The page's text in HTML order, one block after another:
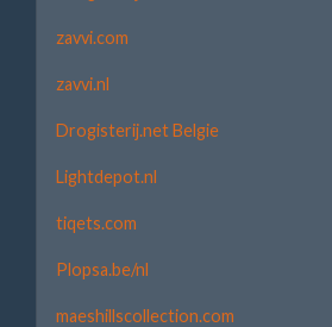
zavvi.com
zavvi.nl
Drogisterij.net Belgie
Lightdepot.nl
tiqets.com
Plopsa.be/nl
maeshillscollection.com